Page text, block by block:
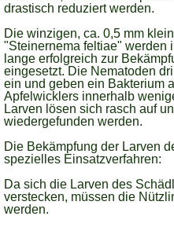
drastisch reduziert werden.
Die winzigen, ca. 0,5 mm
"Steinernema feltiae" werden
lange erfolgreich zur
eingesetzt. Die Nematoden
ein und geben ein Bakterium
Apfelwicklers innerhalb
Larven lösen sich rasch auf
wiedergefunden werden.
Die Bekämpfung der Larven
spezielles Einsatzverfahren:
Da sich die Larven des
verstecken, müssen die
werden.